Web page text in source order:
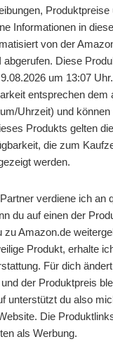
Pro­dukt­prei­se
Infor­ma­tio­nen in
von der
abge­ru­fen. Die­se
um 13:07
ent­spre­chen
​Uhrzeit) und
Pro­dukts gel­ten
die zum
werden.
ver­die­ne ich an
du auf einen der
zu Amazon.de
Pro­dukt, erhal­te
Für dich
der Pro­dukt­preis
unter­stützt du also
Die
als Werbung.